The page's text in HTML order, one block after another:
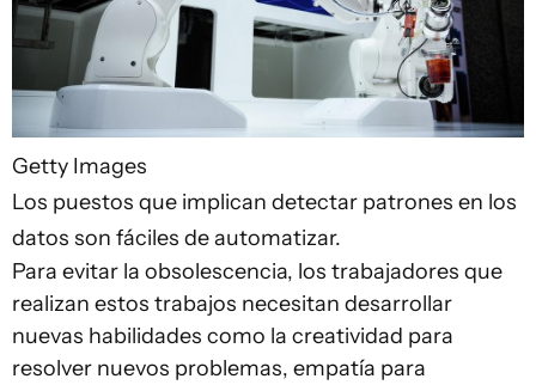
Getty Images
Los puestos que implican detectar patrones en los
datos son fáciles de automatizar.
Para evitar la obsolescencia, los trabajadores que
realizan estos trabajos necesitan desarrollar
nuevas habilidades como la creatividad para
resolver nuevos problemas, empatía para